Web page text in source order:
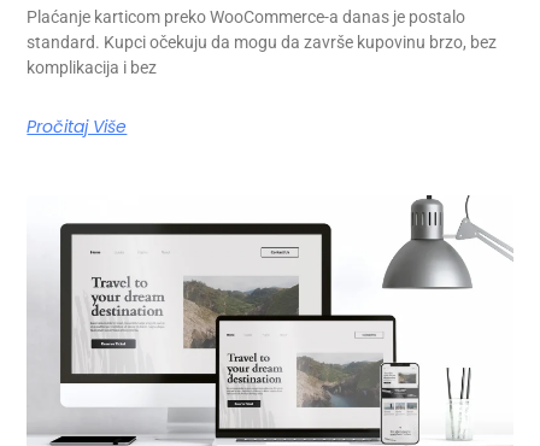
Plaćanje karticom preko WooCommerce-a danas je postalo
standard. Kupci očekuju da mogu da završe kupovinu brzo, bez
komplikacija i bez
Pročitaj Više